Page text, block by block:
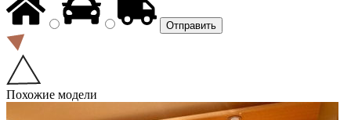
Похожие модели